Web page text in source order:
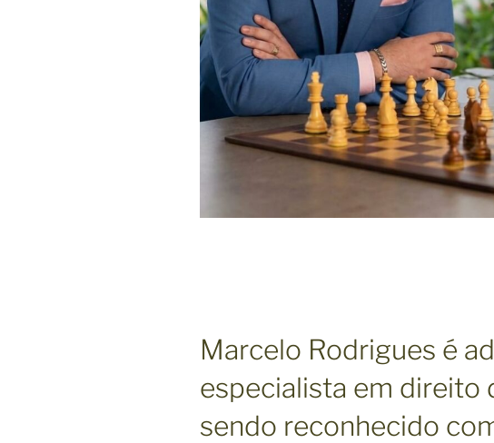
Marcelo Rodrigues é
especialista em direito
sendo reconhecido